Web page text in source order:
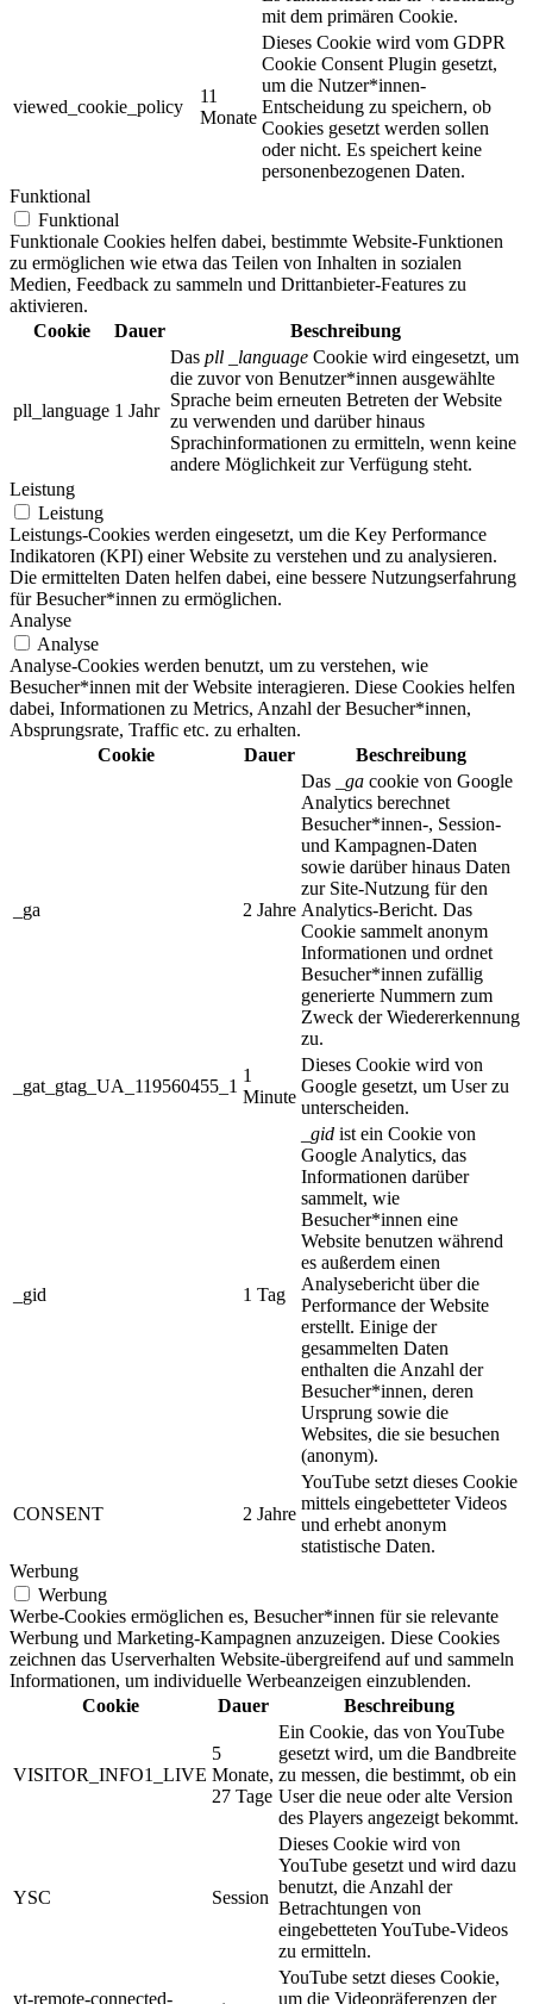
mit dem primären Cookie.
viewed_cookie_policy
11
Monate
Dieses Cookie wird vom GDPR
Cookie Consent Plugin gesetzt,
um die Nutzer*innen-
Entscheidung zu speichern, ob
Cookies gesetzt werden sollen
oder nicht. Es speichert keine
personenbezogenen Daten.
Funktional
Funktional
Funktionale Cookies helfen dabei, bestimmte Website-Funktionen
zu ermöglichen wie etwa das Teilen von Inhalten in sozialen
Medien, Feedback zu sammeln und Drittanbieter-Features zu
aktivieren.
Cookie
Dauer Beschreibung
pll_language 1 Jahr
Das pll _language Cookie wird eingesetzt, um
die zuvor von Benutzer*innen ausgewählte
Sprache beim erneuten Betreten der Website
zu verwenden und darüber hinaus
Sprachinformationen zu ermitteln, wenn keine
andere Möglichkeit zur Verfügung steht.
Leistung
Leistung
Leistungs-Cookies werden eingesetzt, um die Key Performance
Indikatoren (KPI) einer Website zu verstehen und zu analysieren.
Die ermittelten Daten helfen dabei, eine bessere Nutzungserfahrung
für Besucher*innen zu ermöglichen.
Analyse
Analyse
Analyse-Cookies werden benutzt, um zu verstehen, wie
Besucher*innen mit der Website interagieren. Diese Cookies helfen
dabei, Informationen zu Metrics, Anzahl der Besucher*innen,
Absprungsrate, Traffic etc. zu erhalten.
Cookie
Dauer Beschreibung
_ga 2 Jahre
Das _ga cookie von Google
Analytics berechnet
Besucher*innen-, Session-
und Kampagnen-Daten
sowie darüber hinaus Daten
zur Site-Nutzung für den
Analytics-Bericht. Das
Cookie sammelt anonym
Informationen und ordnet
Besucher*innen zufällig
generierte Nummern zum
Zweck der Wiedererkennung
zu.
_gat_gtag_UA_119560455_1
1
Minute
Dieses Cookie wird von
Google gesetzt, um User zu
unterscheiden.
_gid 1 Tag
_gid ist ein Cookie von
Google Analytics, das
Informationen darüber
sammelt, wie
Besucher*innen eine
Website benutzen während
es außerdem einen
Analysebericht über die
Performance der Website
erstellt. Einige der
gesammelten Daten
enthalten die Anzahl der
Besucher*innen, deren
Ursprung sowie die
Websites, die sie besuchen
(anonym).
CONSENT 2 Jahre
YouTube setzt dieses Cookie
mittels eingebetteter Videos
und erhebt anonym
statistische Daten.
Werbung
Werbung
Werbe-Cookies ermöglichen es, Besucher*innen für sie relevante
Werbung und Marketing-Kampagnen anzuzeigen. Diese Cookies
zeichnen das Userverhalten Website-übergreifend auf und sammeln
Informationen, um individuelle Werbeanzeigen einzublenden.
Cookie
Dauer Beschreibung
VISITOR_INFO1_LIVE
5
Monate,
27 Tage
Ein Cookie, das von YouTube
gesetzt wird, um die Bandbreite
zu messen, die bestimmt, ob ein
User die neue oder alte Version
des Players angezeigt bekommt.
YSC Session
Dieses Cookie wird von
YouTube gesetzt und wird dazu
benutzt, die Anzahl der
Betrachtungen von
eingebetteten YouTube-Videos
zu ermitteln.
yt-remote-connected-
YouTube setzt dieses Cookie,
um die Videopräferenzen der